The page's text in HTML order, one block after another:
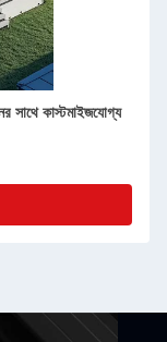
নিরোধক এবং আবহাওয়া